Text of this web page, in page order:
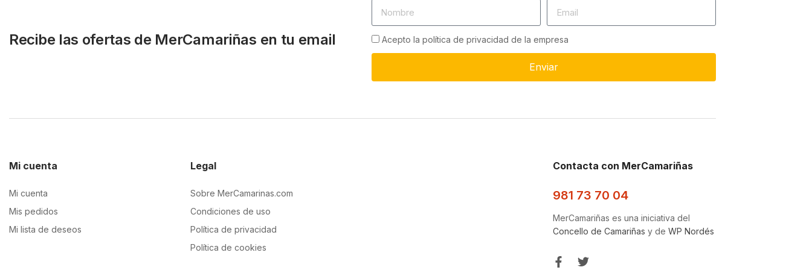
Recibe las ofertas de MerCamariñas en tu email Acepto la política de privacidad de la empresa
Enviar
Mi cuenta
Mi cuenta
Mis pedidos
Mi lista de deseos
Legal
Sobre MerCamarinas.com
Condiciones de uso
Política de privacidad
Política de cookies
Contacta con MerCamariñas
981 73 70 04
MerCamariñas es una iniciativa del
Concello de Camariñas y de WP Nordés